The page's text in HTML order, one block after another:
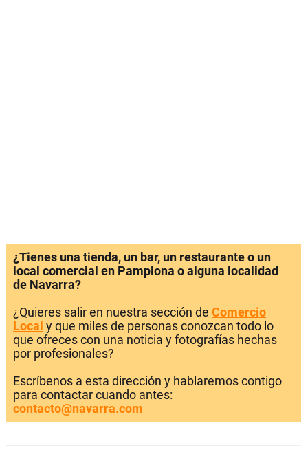
¿Tienes una tienda, un bar, un restaurante o un
local comercial en Pamplona o alguna localidad
de Navarra?
¿Quieres salir en nuestra sección de Comercio
Local y que miles de personas conozcan todo lo
que ofreces con una noticia y fotografías hechas
por profesionales?
Escríbenos a esta dirección y hablaremos contigo
para contactar cuando antes:
contacto@navarra.com